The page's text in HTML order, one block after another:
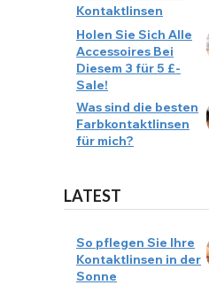
Kontaktlinsen
Holen Sie Sich Alle
Accessoires Bei
Diesem 3 für 5 £-
Sale!
Was sind die besten
Farbkontaktlinsen
für mich?
LATEST
So pflegen Sie Ihre
Kontaktlinsen in der
Sonne